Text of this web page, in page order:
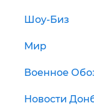
Шоу-Биз
Мир
Военное
Новости